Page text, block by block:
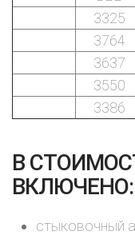
3325
3764
3637
3550
3386
В
ВКЛЮЧЕНО:
стыковочный